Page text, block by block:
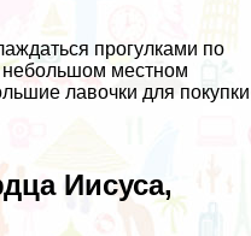
прогулками по
небольшом местном
лавочки для покупки
Иисуса,